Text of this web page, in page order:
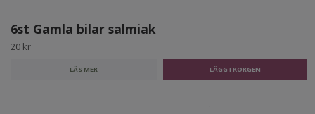
6st Gamla bilar salmiak
20 kr
LÄS MER